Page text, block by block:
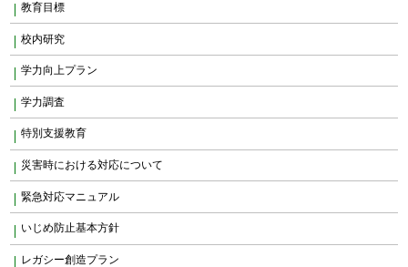
教育目標
校内研究
学力向上プラン
学力調査
特別支援教育
災害時における対応について
緊急対応マニュアル
いじめ防止基本方針
レガシー創造プラン